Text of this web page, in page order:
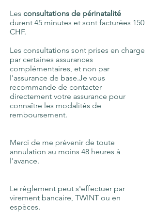
Les consultations de périnatalité
durent 45 minutes et sont facturées 150
CHF.
Les consultations sont prises en charge
par certaines assurances
complémentaires, et non par
l'assurance de base.Je vous
recommande de contacter
directement votre assurance pour
connaître les modalités de
remboursement.
Merci de me prévenir de toute
annulation au moins 48 heures à
l'avance.
Le règlement peut s'effectuer par
virement bancaire, TWINT ou en
espèces.